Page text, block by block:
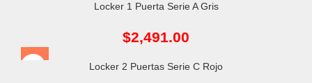
Locker 1 Puerta Serie A Gris
$2,491.00
Locker 2 Puertas Serie C Rojo